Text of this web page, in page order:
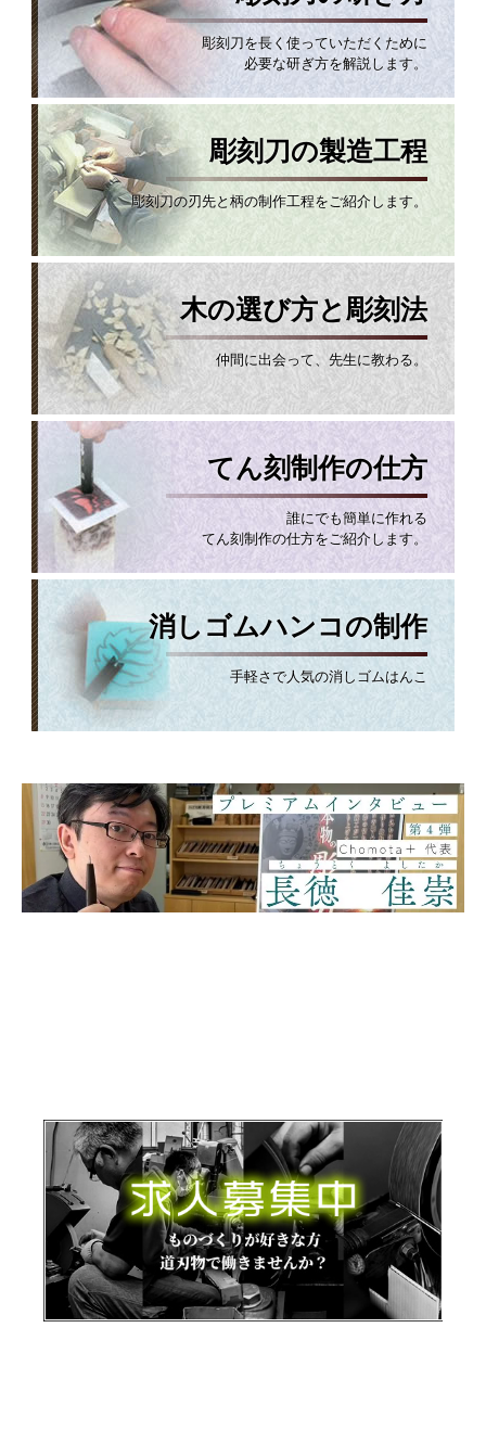
彫刻刀を長く使っていただくために
必要な研ぎ方を解説します。
彫刻刀の製造工程
彫刻刀の刃先と柄の制作工程をご紹介します。
木の選び方と彫刻法
仲間に出会って、先生に教わる。
てん刻制作の仕方
誰にでも簡単に作れる
てん刻制作の仕方をご紹介します。
消しゴムハンコの制作
手軽さで人気の消しゴムはんこ